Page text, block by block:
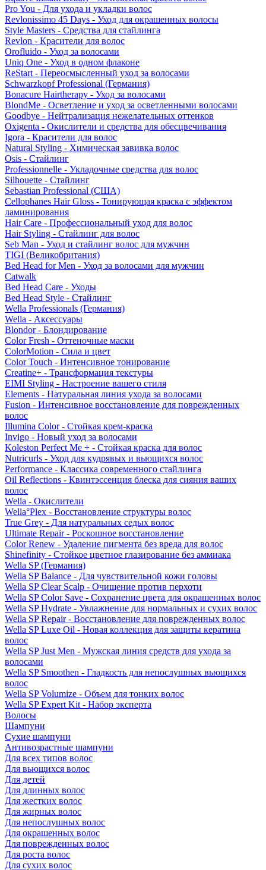
Pro You - Для ухода и укладки волос
Revlonissimo 45 Days - Уход для окрашенных волосы
Style Masters - Средства для стайлинга
Revlon - Красители для волос
Orofluido - Уход за волосами
Uniq One - Уход в одном флаконе
ReStart - Переосмысленный уход за волосами
Schwarzkopf Professional (Германия)
Bonacure Hairtherapy - Уход за волосами
BlondMe - Осветление и уход за осветленными волосами
Goodbye - Нейтрализация нежелательных оттенков
Oxigenta - Окислители и средства для обесцвечивания
Igora - Красители для волос
Natural Styling - Химическая завивка волос
Osis - Стайлинг
Professionnelle - Укладочные средства для волос
Silhouette - Стайлинг
Sebastian Professional (США)
Cellophanes Hair Gloss - Тонирующая краска с эффектом
ламинирования
Hair Care - Профессиональный уход для волос
Hair Styling - Стайлинг для волос
Seb Man - Уход и стайлинг волос для мужчин
TIGI (Великобритания)
Bed Head for Men - Уход за волосами для мужчин
Catwalk
Bed Head Care - Уходы
Bed Head Style - Стайлинг
Wella Professionals (Германия)
Wella - Аксессуары
Blondor - Блондирование
Color Fresh - Оттеночные маски
ColorMotion - Сила и цвет
Color Touch - Интенсивное тонирование
Creatine+ - Трансформация текстуры
EIMI Styling - Настроение вашего стиля
Elements - Натуральная линия ухода за волосами
Fusion - Интенсивное восстановление для поврежденных
волос
Illumina Color - Стойкая крем-краска
Invigo - Новый уход за волосами
Koleston Perfect Me + - Стойкая краска для волос
Nutricurls - Уход для кудрявых и вьющихся волос
Performance - Классика современного стайлинга
Oil Reflections - Квинтэссенция блеска для сияния ваших
волос
Wella - Окислители
Wella°Plex - Восстановление структуры волос
True Grey - Для натуральных седых волос
Ultimate Repair - Роскошное восстановление
Color Renew - Удаление пигмента без вреда для волос
Shinefinity - Стойкое цветное глазирование без аммиака
Wella SP (Германия)
Wella SP Balance - Для чувствительной кожи головы
Wella SP Clear Scalp - Очищение против перхоти
Wella SP Color Save - Сохранение цвета для окрашенных волос
Wella SP Hydrate - Увлажнение для нормальных и сухих волос
Wella SP Repair - Восстановление для поврежденных волос
Wella SP Luxe Oil - Новая коллекция для защиты кератина
волос
Wella SP Just Men - Мужская линия средств для ухода за
волосами
Wella SP Smoothen - Гладкость для непослушных вьющихся
волос
Wella SP Volumize - Объем для тонких волос
Wella SP Expert Kit - Набор эксперта
Волосы
Шампуни
Сухие шампуни
Антивозрастные шампуни
Для всех типов волос
Для вьющихся волос
Для детей
Для длинных волос
Для жестких волос
Для жирных волос
Для непослушных волос
Для окрашенных волос
Для поврежденных волос
Для роста волос
Для сухих волос